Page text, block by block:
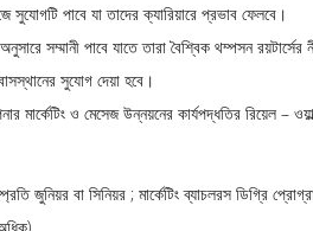
সুযোগটি পাবে যা তাদের ক্যারিয়ারে প্রভাব ফেলবে।
সম্মানী পাবে যাতে তারা বৈশ্বিক থম্পসন
সুযোগ দেয়া হবে।
মার্কেটিং ও মেসেজ উন্নয়নের কার্যপদ্ধতির রিয়েল –
জুনিয়র বা সিনিয়র ; মার্কেটিং ব্যাচলরস ডিগ্রি